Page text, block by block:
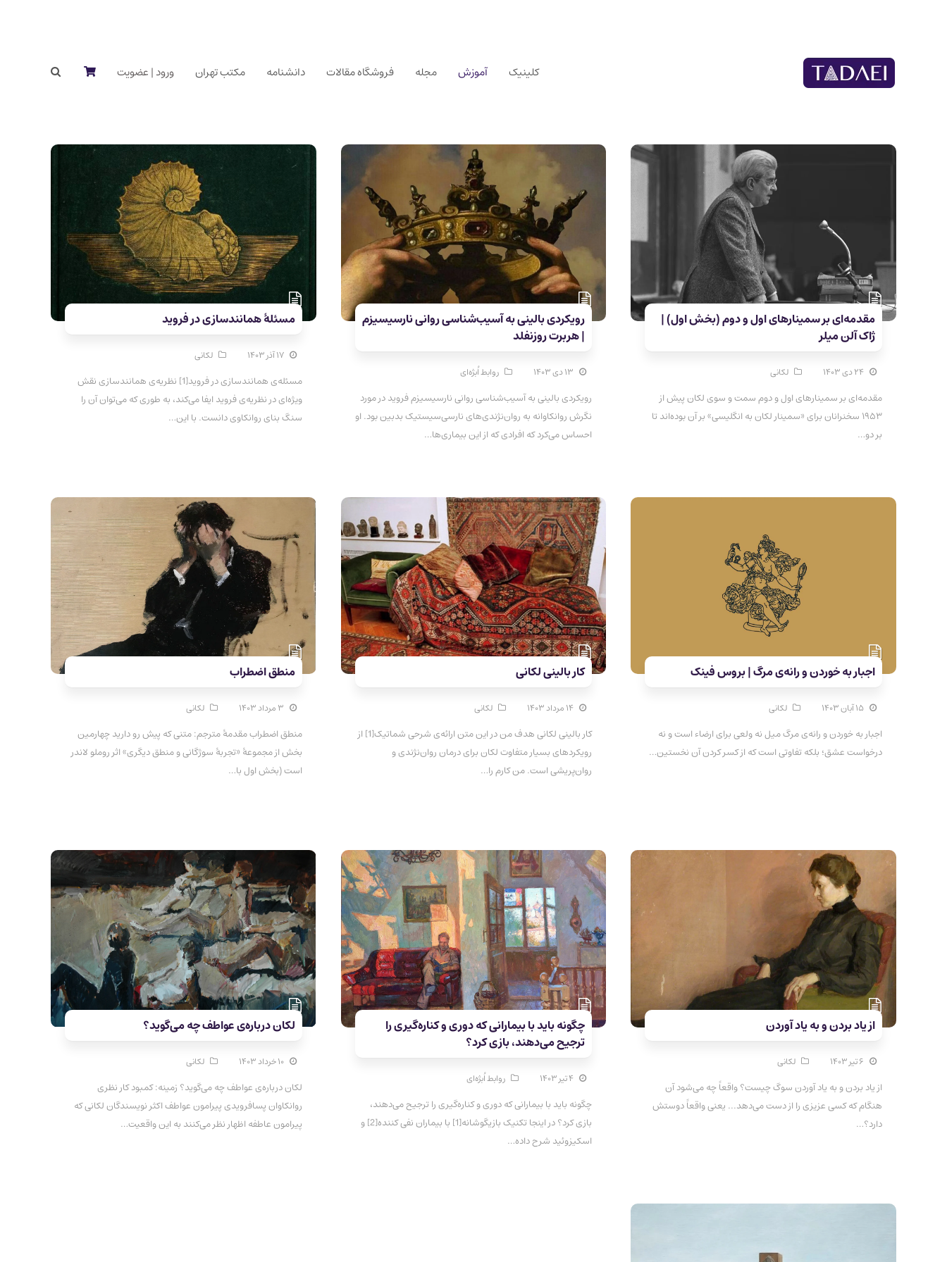
کلینیک آموزش مجله فروشگاه مقالات دانشنامه مکتب تهران ورود | عضویت
مقدمه‌ای بر سمینار‌های اول و دوم (بخش اول) |
ژاک آلن میلر
۲۴ دی ۱۴۰۳ لکانی
مقدمه‌ای بر سمینار‌های اول و دوم سمت و سوی لکان پیش از
۱۹۵۳ سخنرانان برای «سمینار لکان به انگلیسی» بر آن بوده‌اند تا
بر دو…
رویکردی بالینی به آسیب‌شناسی روانی نارسیسیزم
| هربرت روزنفلد
۱۳ دی ۱۴۰۳ روابط اُبژه‌ای
رویکردی بالینی به آسیب‌شناسی روانی نارسیسیزم فروید در مورد
نگرش روانکاوانه به روان‌نژندی‌های نارسی‌سیستیک بدبین بود. او
احساس می‌کرد که افرادی که از این بیماری‌ها…
مسئلهٔ همانندسازی در فروید
۱۷ آذر ۱۴۰۳ لکانی
مسئله‌ی همانندسازی در فروید[1] نظریه‌ی همانندسازی نقش
ویژه‌ای در نظریه‌ی فروید ایفا می‌کند، به طوری که می‌توان آن را
سنگ بنای روانکاوی دانست. با این…
اجبار به خوردن و رانه‌ی مرگ | بروس فینک
۱۵ آبان ۱۴۰۳ لکانی
اجبار به خوردن و رانه‌ی مرگ میل نه ولعی برای ارضاء است و نه
درخواست عشق؛ بلکه تفاوتی است که از کسر کردن آن نخستین…
کار بالینی لکانی
۱۴ مرداد ۱۴۰۳ لکانی
کار بالینی لکانی هدف من در این متن ارائه‌ی شرحی شماتیک[1] از
رویکردهای بسیار متفاوت لکان برای درمان روان‌نژندی و
روان‌پریشی است. من کارم را…
منطق اضطراب
۳ مرداد ۱۴۰۳ لکانی
منطق اضطراب مقدمۀ مترجم: متنی که پیش رو دارید چهارمین
بخش از مجموعۀ «تجربۀ سوژگانی و منطق دیگری» اثر روملو لاندر
است (بخش اول با…
از یاد بردن و به یاد آوردن
۶ تیر ۱۴۰۳ لکانی
از یاد بردن و به یاد آوردن سوگ چیست؟ واقعاً چه می‌شود آن
هنگام که کسی عزیزی را از دست می‌دهد... یعنی واقعاً دوستش
دارد؟…
چگونه باید با بیمارانی که دوری و کناره­‌گیری را
ترجیح می­‌دهند، بازی کرد؟
۴ تیر ۱۴۰۳ روابط اُبژه‌ای
چگونه باید با بیمارانی که دوری و کناره‌­گیری را ترجیح می‌­دهند،
بازی کرد؟ در اینجا تکنیک بازیگوشانه[1] با بیماران نفی کننده[2] و
اسکیزوئید شرح داده…
لکان درباره‌ی عواطف چه می‌گوید؟
۱۰ خرداد ۱۴۰۳ لکانی
لکان درباره‌ی عواطف چه می‌گوید؟ زمینه: کمبود کار نظری
روانکاوان پسافرویدی پیرامون عواطف اکثر نویسندگان لکانی که
پیرامون عاطفه اظهار نظر می‌کنند به این واقعیت…